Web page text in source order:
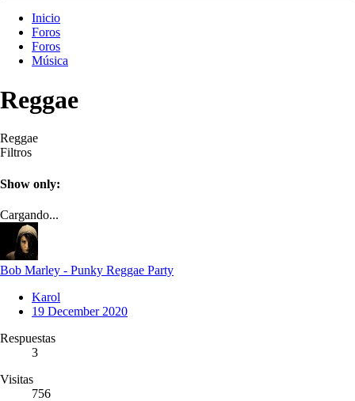
Inicio
Foros
Foros
Música
Reggae
Reggae
Filtros
Show only:
Cargando...
Bob Marley - Punky Reggae Party
Karol
19 December 2020
Respuestas
3
Visitas
756